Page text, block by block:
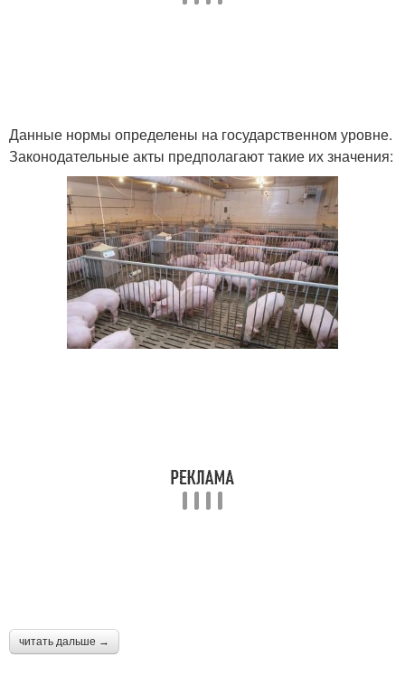
Данные нормы определены на государственном уровне.
Законодательные акты предполагают такие их значения:
читать дальше →